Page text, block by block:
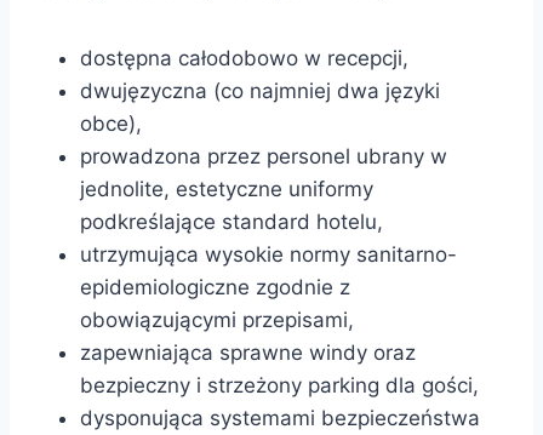
dostępna całodobowo w recepcji,
dwujęzyczna (co najmniej dwa języki
obce),
prowadzona przez personel ubrany w
jednolite, estetyczne uniformy
podkreślające standard hotelu,
utrzymująca wysokie normy sanitarno-
epidemiologiczne zgodnie z
obowiązującymi przepisami,
zapewniająca sprawne windy oraz
bezpieczny i strzeżony parking dla gości,
dysponująca systemami bezpieczeństwa